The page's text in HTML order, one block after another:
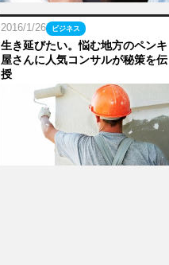
2016/1/26 ビジネス
生き延びたい。悩む地方のペンキ
屋さんに人気コンサルが秘策を伝
授